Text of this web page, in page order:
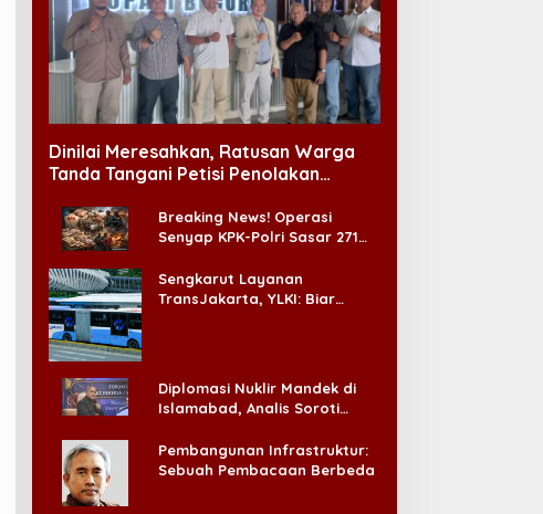
Dinilai Meresahkan, Ratusan Warga
Tanda Tangani Petisi Penolakan
Breaking News! Operasi
Senyap KPK-Polri Sasar 271
Ada ‘Badai Pemeriksaan’
Sengkarut Layanan
TransJakarta, YLKI: Biar
Diplomasi Nuklir Mandek di
Islamabad, Analis Soroti
Pembangunan Infrastruktur:
Sebuah Pembacaan Berbeda